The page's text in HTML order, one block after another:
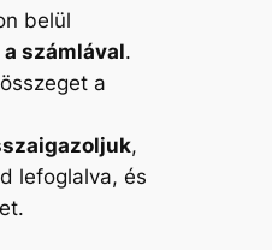
belül
számlával.
a
,
lefoglalva, és